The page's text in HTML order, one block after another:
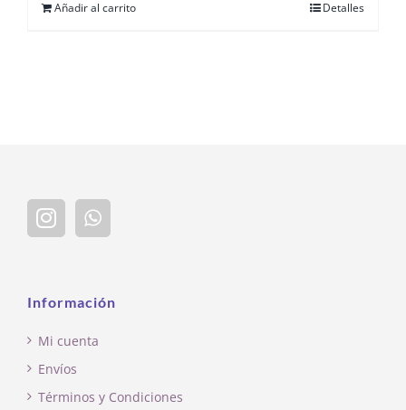
Añadir al carrito Detalles
Información
Mi cuenta
Envíos
Términos y Condiciones